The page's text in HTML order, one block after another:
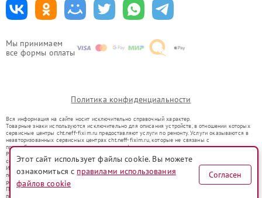
Мы принимаем
все формы оплаты
Политика конфиденциальности
Вся информация на сайте носит исключительно справочный характер.
Товарные знаки используются исключительно для описания устройств, в отношении которых
сервисные центры cht.neff-fixim.ru предоставляют услуги по ремонту. Услуги оказываются в
неавторизованных сервисных центрах cht.neff-fixim.ru, которые не связаны с
правообладателями товарных знаков или их официальными представителями.
Ремонт осуществляется для устройств, уже введенных в гражданский оборот в соответствии
со статьей 1487 ГК РФ.
Использование товарных знаков не преследует цели индивидуализации услуг или введения
потребителей в заблуждение, а служит для информирования о предоставляемых услугах по
ремонту техники указанных брендов.
Представленная на сайте информация не является публичной офертой, определяемой
положениями Статьи 437(2) Гражданского кодекса РФ
Этот сайт использует файлы cookie. Вы можете
ознакомиться с правилами использования
файлов cookie
Согласен